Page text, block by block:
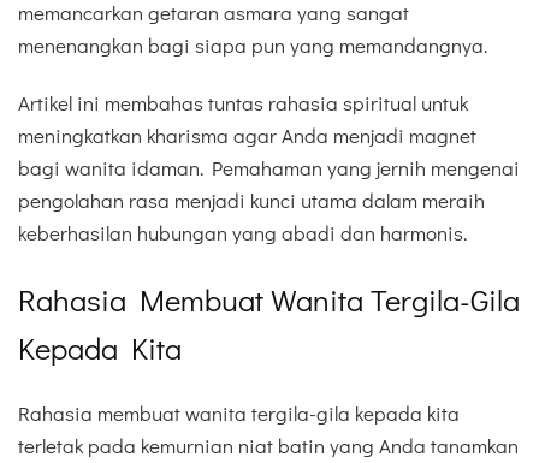
memancarkan getaran asmara yang sangat
menenangkan bagi siapa pun yang memandangnya.
Artikel ini membahas tuntas rahasia spiritual untuk
meningkatkan kharisma agar Anda menjadi magnet
bagi wanita idaman. Pemahaman yang jernih mengenai
pengolahan rasa menjadi kunci utama dalam meraih
keberhasilan hubungan yang abadi dan harmonis.
Rahasia Membuat Wanita Tergila-Gila
Kepada Kita
Rahasia membuat wanita tergila-gila kepada kita
terletak pada kemurnian niat batin yang Anda tanamkan